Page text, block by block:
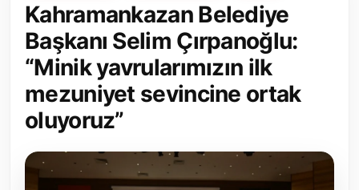
Yerel Yönetimler
Mülki İdare
Toplum ve Yaşam
Kamu Kurumları ve Üst Kurullar
Kahramankazan Belediye
Başkanı Selim Çırpanoğlu:
“Minik yavrularımızın ilk
mezuniyet sevincine ortak
oluyoruz”